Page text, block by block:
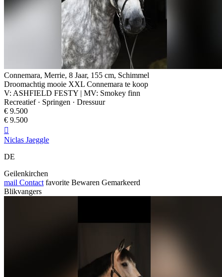
Connemara, Merrie, 8 Jaar, 155 cm, Schimmel
Droomachtig mooie XXL Connemara te koop
V: ASHFIELD FESTY | MV: Smokey finn
Recreatief · Springen · Dressuur
€ 9.500
€ 9.500

Niclas Jaeggle
DE
Geilenkirchen
mail Contact favorite Bewaren Gemarkeerd
Blikvangers